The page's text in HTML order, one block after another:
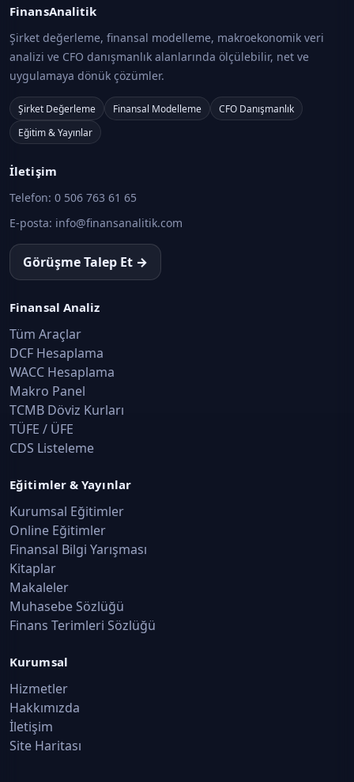
FinansAnalitik
Şirket değerleme, finansal modelleme, makroekonomik veri
analizi ve CFO danışmanlık alanlarında ölçülebilir, net ve
uygulamaya dönük çözümler.
Şirket Değerleme Finansal Modelleme
CFO Danışmanlık
Eğitim & Yayınlar
İletişim
Telefon: 0 506 763 61 65
E-posta: info@finansanalitik.com
Görüşme Talep Et →
Finansal Analiz
Tüm Araçlar
DCF Hesaplama
WACC Hesaplama
Makro Panel
TCMB Döviz Kurları
TÜFE / ÜFE
CDS Listeleme
Eğitimler & Yayınlar
Kurumsal Eğitimler
Online Eğitimler
Finansal Bilgi Yarışması
Kitaplar
Makaleler
Muhasebe Sözlüğü
Finans Terimleri Sözlüğü
Kurumsal
Hizmetler
Hakkımızda
İletişim
Site Haritası